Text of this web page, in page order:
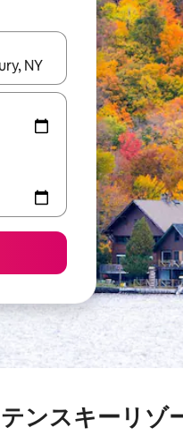
使って移動するか、画面を
ンスキーリゾ